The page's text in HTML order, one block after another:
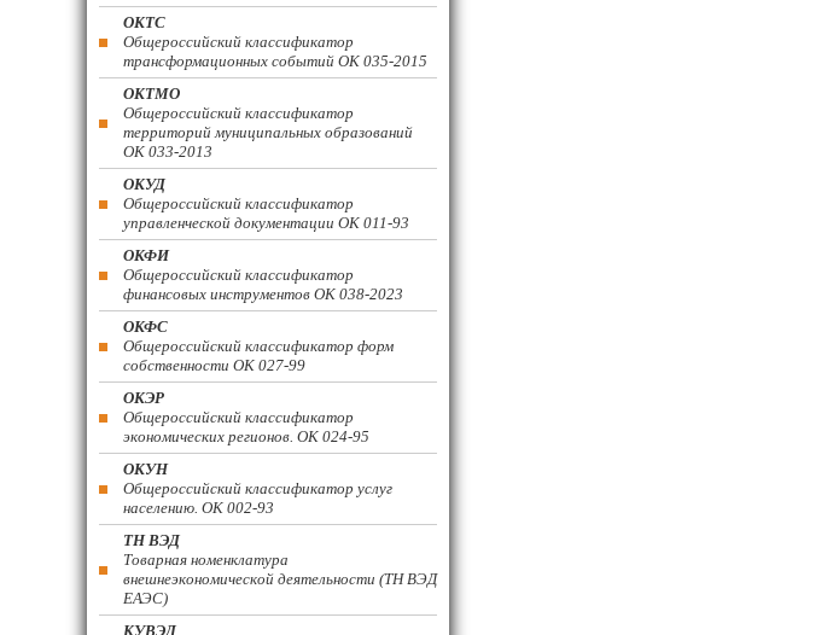
ОКТС
Общероссийский классификатор
трансформационных событий ОК 035-2015
ОКТМО
Общероссийский классификатор
территорий муниципальных образований
ОК 033-2013
ОКУД
Общероссийский классификатор
управленческой документации ОК 011-93
ОКФИ
Общероссийский классификатор
финансовых инструментов OK 038-2023
ОКФС
Общероссийский классификатор форм
собственности ОК 027-99
ОКЭР
Общероссийский классификатор
экономических регионов. ОК 024-95
ОКУН
Общероссийский классификатор услуг
населению. ОК 002-93
ТН ВЭД
Товарная номенклатура
внешнеэкономической деятельности (ТН ВЭД
ЕАЭС)
КУВЭД